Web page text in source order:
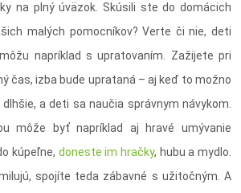
na plný úväzok. Skúsili ste do domácich
malých pomocníkov? Verte či nie, deti
napríklad s upratovaním. Zažijete pri
čas, izba bude uprataná – aj keď to možno
a deti sa naučia správnym návykom.
môže byť napríklad aj hravé umývanie
kúpeľne, doneste im hračky, hubu a mydlo.
spojíte teda zábavné s užitočným. A